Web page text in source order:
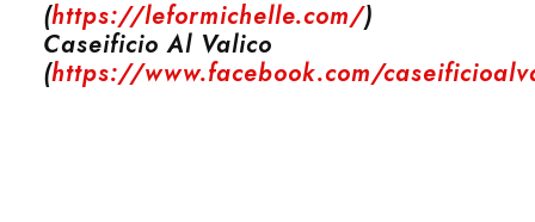
(https://leformichelle.com/)
Caseificio Al Valico
(https://www.facebook.com/